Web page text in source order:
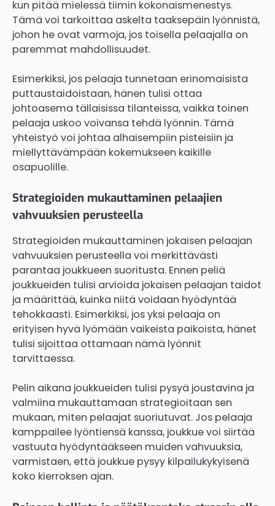
kun pitää mielessä tiimin kokonaismenestys.
Tämä voi tarkoittaa askelta taaksepäin lyönnistä,
johon he ovat varmoja, jos toisella pelaajalla on
paremmat mahdollisuudet.
Esimerkiksi, jos pelaaja tunnetaan erinomaisista
puttaustaidoistaan, hänen tulisi ottaa
johtoasema tällaisissa tilanteissa, vaikka toinen
pelaaja uskoo voivansa tehdä lyönnin. Tämä
yhteistyö voi johtaa alhaisempiin pisteisiin ja
miellyttävämpään kokemukseen kaikille
osapuolille.
Strategioiden mukauttaminen pelaajien
vahvuuksien perusteella
Strategioiden mukauttaminen jokaisen pelaajan
vahvuuksien perusteella voi merkittävästi
parantaa joukkueen suoritusta. Ennen peliä
joukkueiden tulisi arvioida jokaisen pelaajan taidot
ja määrittää, kuinka niitä voidaan hyödyntää
tehokkaasti. Esimerkiksi, jos yksi pelaaja on
erityisen hyvä lyömään vaikeista paikoista, hänet
tulisi sijoittaa ottamaan nämä lyönnit
tarvittaessa.
Pelin aikana joukkueiden tulisi pysyä joustavina ja
valmiina mukauttamaan strategioitaan sen
mukaan, miten pelaajat suoriutuvat. Jos pelaaja
kamppailee lyöntiensä kanssa, joukkue voi siirtää
vastuuta hyödyntääkseen muiden vahvuuksia,
varmistaen, että joukkue pysyy kilpailukykyisenä
koko kierroksen ajan.